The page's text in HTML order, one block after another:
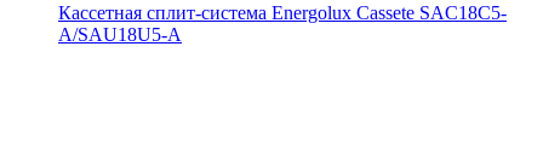
Кассетная сплит-система Energolux Cassete SAC18С5-
A/SAU18U5-A